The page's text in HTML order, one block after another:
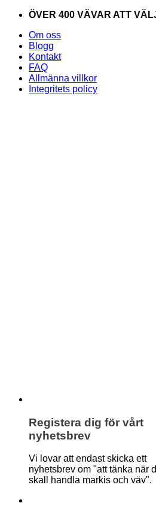
Skip
content
ÖVER 400 VÄVAR ATT
Om oss
Blogg
Kontakt
FAQ
Allmänna villkor
Integritets policy
Registera dig för vårt
nyhetsbrev
Vi lovar att endast skicka ett
nyhetsbrev om "att tänka när
skall handla markis och väv".